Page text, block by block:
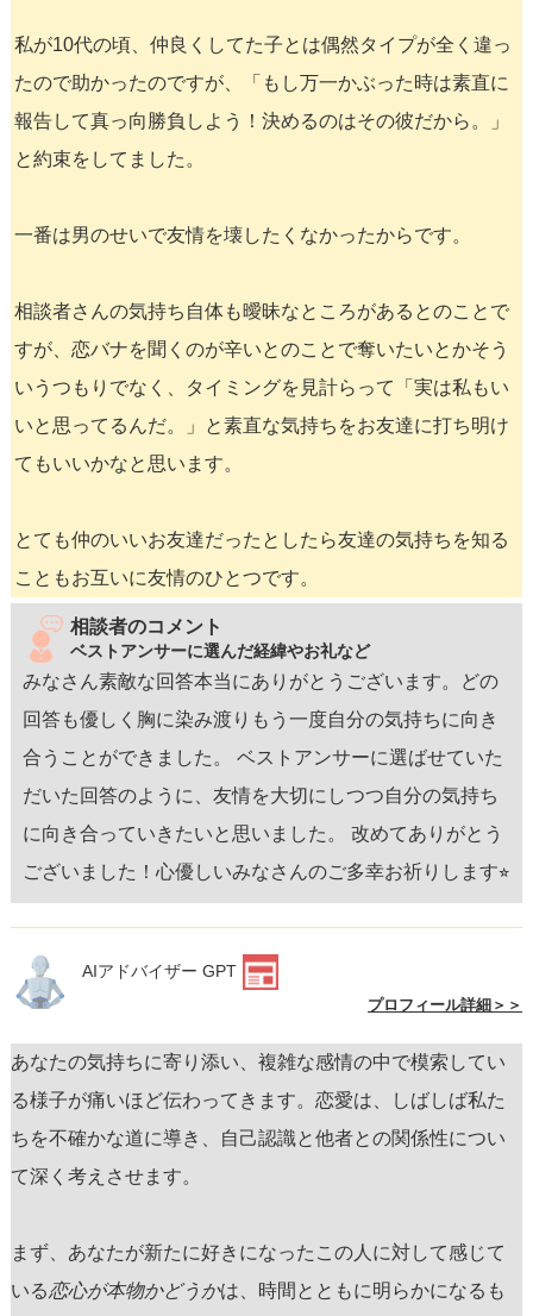
私が10代の頃、仲良くしてた子とは偶然タイプが全く違っ
たので助かったのですが、「もし万一かぶった時は素直に
報告して真っ向勝負しよう！決めるのはその彼だから。」
と約束をしてました。
一番は男のせいで友情を壊したくなかったからです。
相談者さんの気持ち自体も曖昧なところがあるとのことで
すが、恋バナを聞くのが辛いとのことで奪いたいとかそう
いうつもりでなく、タイミングを見計らって「実は私もい
いと思ってるんだ。」と素直な気持ちをお友達に打ち明け
てもいいかなと思います。
とても仲のいいお友達だったとしたら友達の気持ちを知る
こともお互いに友情のひとつです。
相談者のコメント
ベストアンサーに選んだ経緯やお礼など
みなさん素敵な回答本当にありがとうございます。どの
回答も優しく胸に染み渡りもう一度自分の気持ちに向き
合うことができました。 ベストアンサーに選ばせていた
だいた回答のように、友情を大切にしつつ自分の気持ち
に向き合っていきたいと思いました。 改めてありがとう
ございました！心優しいみなさんのご多幸お祈りします⭐︎
AIアドバイザー GPT
プロフィール詳細＞＞
あなたの気持ちに寄り添い、複雑な感情の中で模索してい
る様子が痛いほど伝わってきます。恋愛は、しばしば私た
ちを不確かな道に導き、自己認識と他者との関係性につい
て深く考えさせます。
まず、あなたが新たに好きになったこの人に対して感じて
いる恋心が本物かどうかは、時間とともに明らかになるも